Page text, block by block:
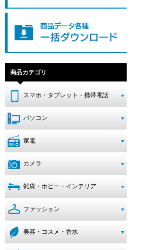
商品カテゴリ
スマホ・タブレット・携帯電話
パソコン
家電
カメラ
雑貨・ホビー・インテリア
ファッション
美容・コスメ・香水